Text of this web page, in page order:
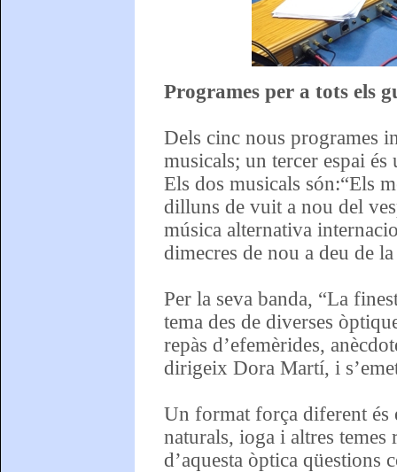
Programes per a tots els
Dels cinc nous programes
musicals; un tercer espai
Els dos musicals són:“Els
dilluns de vuit a nou del
música alternativa
dimecres de nou a deu de
Per la seva banda, “La
tema des de diverses
repàs d’efemèrides,
dirigeix Dora Martí, i
Un format força diferent és
naturals, ioga i altres temes
d’aquesta òptica qüestions